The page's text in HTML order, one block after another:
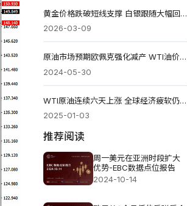
黄金价格跌破短线支撑 白银跟随大幅回落
2026-03-09
原油市场预期欧佩克强化减产 WTI油价或迎来反弹
2024-05-30
WTI原油连续六天上涨 全球经济疲软仍是隐忧
2025-01-03
推荐阅读
周一美元在亚洲时段扩大
优势-EBC数据点位报告
2024-10-14